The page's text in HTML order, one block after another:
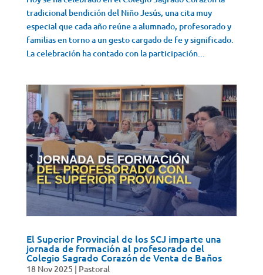
tradicional bendición del Niño Jesús, una cita muy
especial que cada año reúne a alumnado, profesorado y
familias en torno a un gesto cargado de fe y significado.
La celebración ha contado con la participación...
El Superior Provincial de los SCJ imparte una
jornada de formación al profesorado del
Colegio Sagrado Corazón de Venta de Baños
18 Nov 2025 | Pastoral